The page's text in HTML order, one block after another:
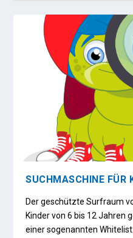
SUCHMASCHINE FÜR
Der geschützte Surfraum
Kinder von 6 bis 12 Jahren
einer sogenannten